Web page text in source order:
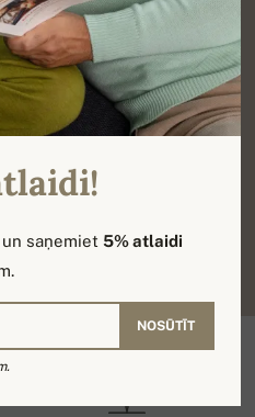
PIEDĀVĀJUMS
PIEDĀVĀJUMS
saņemiet5% atlaidi
NOSŪTĪT